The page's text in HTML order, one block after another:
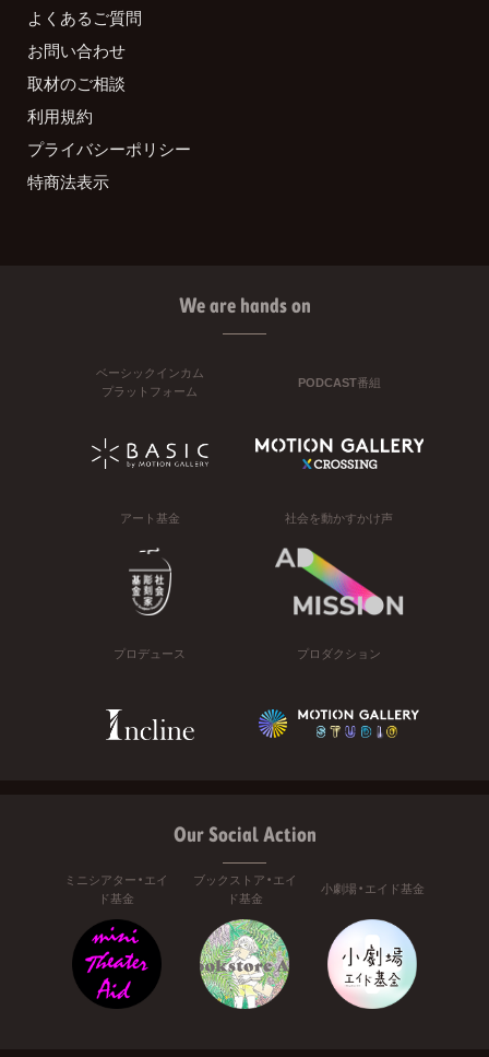
よくあるご質問
お問い合わせ
取材のご相談
利用規約
プライバシーポリシー
特商法表示
We are hands on
ベーシックインカム
プラットフォーム
PODCAST番組
アート基金 社会を動かすかけ声
プロデュース プロダクション
Our Social Action
ミニシアター・エイ
ド基金
ブックストア・エイ
ド基金
小劇場・エイド基金